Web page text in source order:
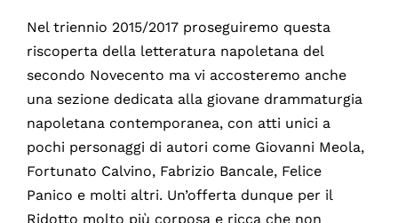
Nel triennio 2015/2017 proseguiremo questa
riscoperta della letteratura napoletana del
secondo Novecento ma vi accosteremo anche
una sezione dedicata alla giovane drammaturgia
napoletana contemporanea, con atti unici a
pochi personaggi di autori come Giovanni Meola,
Fortunato Calvino, Fabrizio Bancale, Felice
Panico e molti altri. Un’offerta dunque per il
Ridotto molto più corposa e ricca che non